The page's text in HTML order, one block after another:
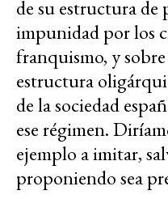
de su estructura de
impunidad por los
franquismo, y
estructura
de la sociedad
ese régimen.
ejemplo a imitar,
proponiendo sea